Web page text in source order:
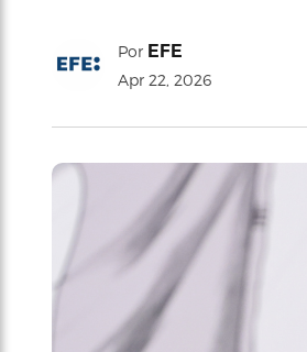
Por EFE
Apr 22, 2026